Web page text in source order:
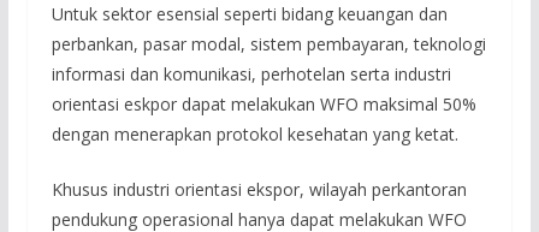
Untuk sektor esensial seperti bidang keuangan dan
perbankan, pasar modal, sistem pembayaran, teknologi
informasi dan komunikasi, perhotelan serta industri
orientasi eskpor dapat melakukan WFO maksimal 50%
dengan menerapkan protokol kesehatan yang ketat.
Khusus industri orientasi ekspor, wilayah perkantoran
pendukung operasional hanya dapat melakukan WFO